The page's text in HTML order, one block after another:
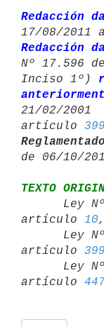
Redacción
17/08/2011
Redacción
Nº 17.596
Inciso 1º)
21/02/2001
artículo 399
TEXTO
artículo 10,
artículo 399
artículo